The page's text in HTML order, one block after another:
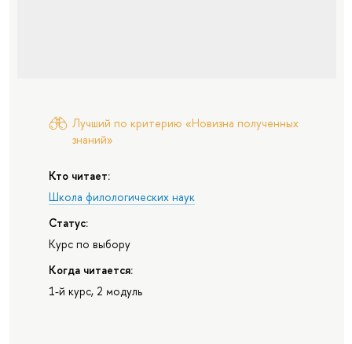
Лучший по критерию «Новизна полученных
знаний»
Кто читает:
Школа филологических наук
Статус:
Курс по выбору
Когда читается:
1-й курс, 2 модуль